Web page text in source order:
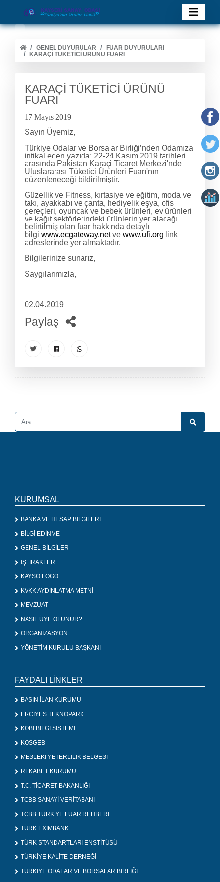
GENEL DUYURULAR
FUAR DUYURULARI
KARAÇİ TÜKETİCİ ÜRÜNÜ FUARI
KARAÇİ TÜKETİCİ ÜRÜNÜ
FUARI
17 Mayıs 2019
Sayın Üyemiz,
Türkiye Odalar ve Borsalar Birliği’nden Odamıza
intikal eden yazıda; 22-24 Kasım 2019 tarihleri
arasında Pakistan Karaçi Ticaret Merkezi'nde
Uluslararası Tüketici Ürünleri Fuarı'nın
düzenleneceği bildirilmiştir.
Güzellik ve Fitness, kırtasiye ve eğitim, moda ve
takı, ayakkabı ve çanta, hediyelik eşya, ofis
gereçleri, oyuncak ve bebek ürünleri, ev ürünleri
ve kağıt sektörlerindeki ürünlerin yer alacağı
belirtilmiş olan fuar hakkında detaylı
bilgi www.ecgateway.netve www.ufi.org link
adreslerinde yer almaktadır.
Bilgilerinize sunarız,
Saygılarımızla,
02.04.2019
Paylaş
KURUMSAL
BANKA VE HESAP BİLGİLERİ
BİLGİ EDİNME
GENEL BİLGİLER
İŞTİRAKLER
KAYSO LOGO
KVKK AYDINLATMA METNİ
MEVZUAT
NASIL ÜYE OLUNUR?
ORGANİZASYON
YÖNETİM KURULU BAŞKANI
FAYDALI LİNKLER
BASIN İLAN KURUMU
ERCİYES TEKNOPARK
KOBİ BİLGİ SİSTEMİ
KOSGEB
MESLEKİ YETERLİLİK BELGESİ
REKABET KURUMU
T.C. TİCARET BAKANLIĞI
TOBB SANAYİ VERİTABANI
TOBB TÜRKİYE FUAR REHBERİ
TÜRK EXİMBANK
TÜRK STANDARTLARI ENSTİTÜSÜ
TÜRKİYE KALİTE DERNEĞİ
TÜRKİYE ODALAR VE BORSALAR BİRLİĞİ